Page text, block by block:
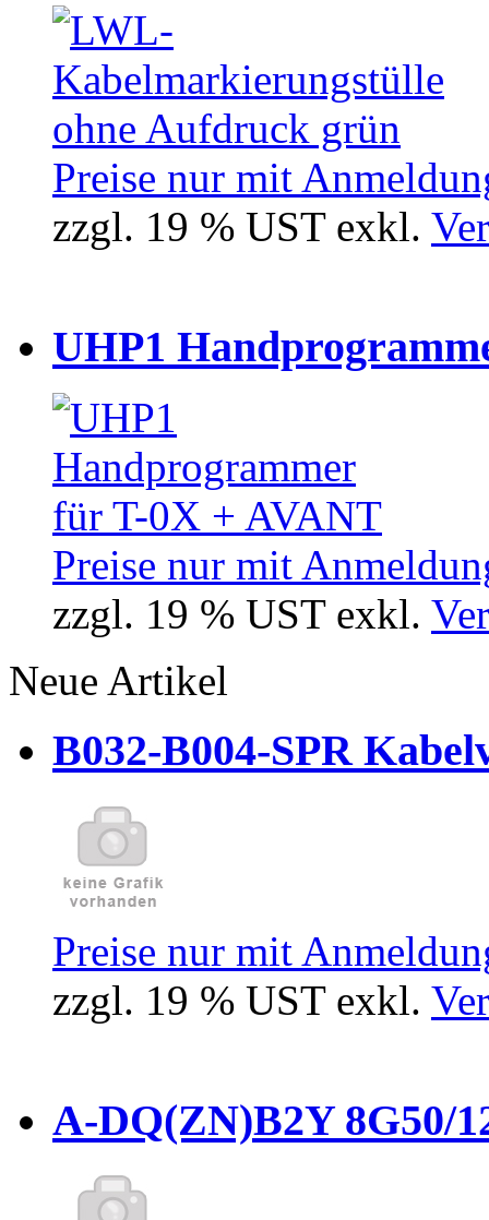
Preise nur mit
zzgl. 19 % UST exkl.
UHP1
Preise nur mit
zzgl. 19 % UST exkl.
Neue Artikel
B032-B004-SPR
Preise nur mit
zzgl. 19 % UST exkl.
A-DQ(ZN)B2Y 8G50/